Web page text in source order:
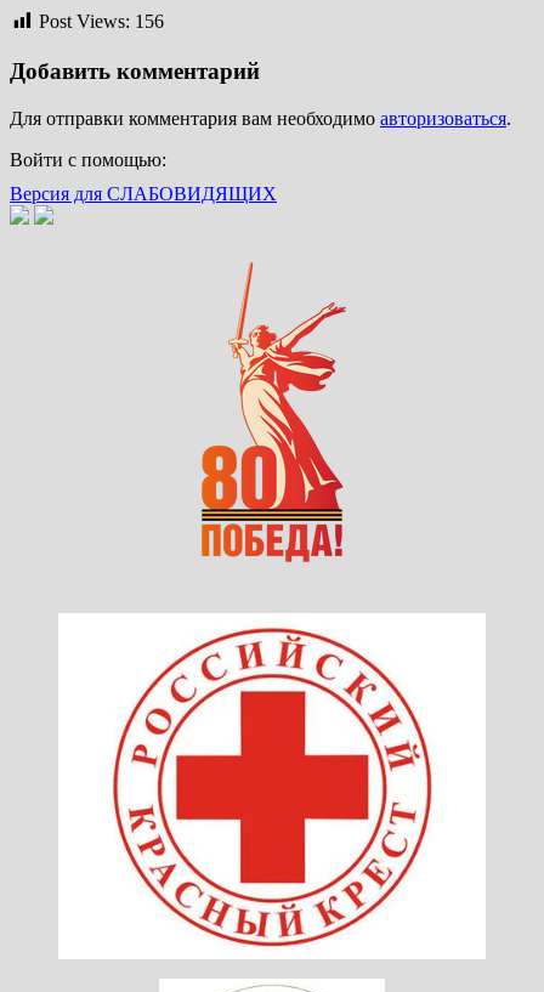
Post Views: 156
Добавить комментарий
Для отправки комментария вам необходимо авторизоваться.
Войти с помощью:
Версия для СЛАБОВИДЯЩИХ